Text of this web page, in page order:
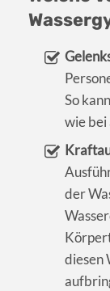
So
wie bei
der
diesen